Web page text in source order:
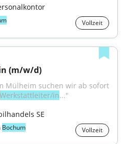
Vollzeit
(m/w/d)
Mülheim suchen wir ab sofort
Werkstattleiter/in..."
SE
Bochum Vollzeit